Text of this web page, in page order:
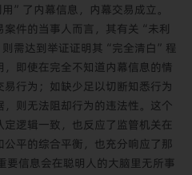
”了内幕信息，内幕交易成立。
件的当事人而言，其有关“未利
需达到举证证明其“完全清白”程
即使在完全不知道内幕信息的情
行为；如缺少足以切断知悉行为
则无法阻却行为的违法性。这个
逻辑一致，也反应了监管机关在
平的综合平衡，也充分响应了那
信息会在聪明人的大脑里无所事